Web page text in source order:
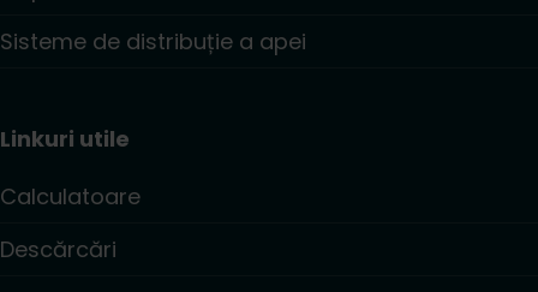
Sisteme de distribuție a apei
Linkuri utile
Calculatoare
Descărcări